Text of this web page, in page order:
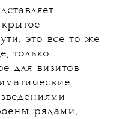
это все то же
только
для визитов
рядами,